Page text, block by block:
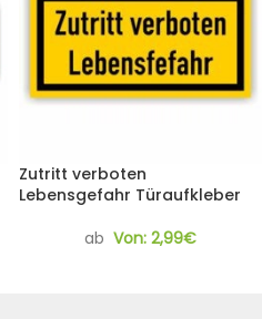
Zutritt verboten
Lebensgefahr Türaufkleber
ab Von: 2,99€